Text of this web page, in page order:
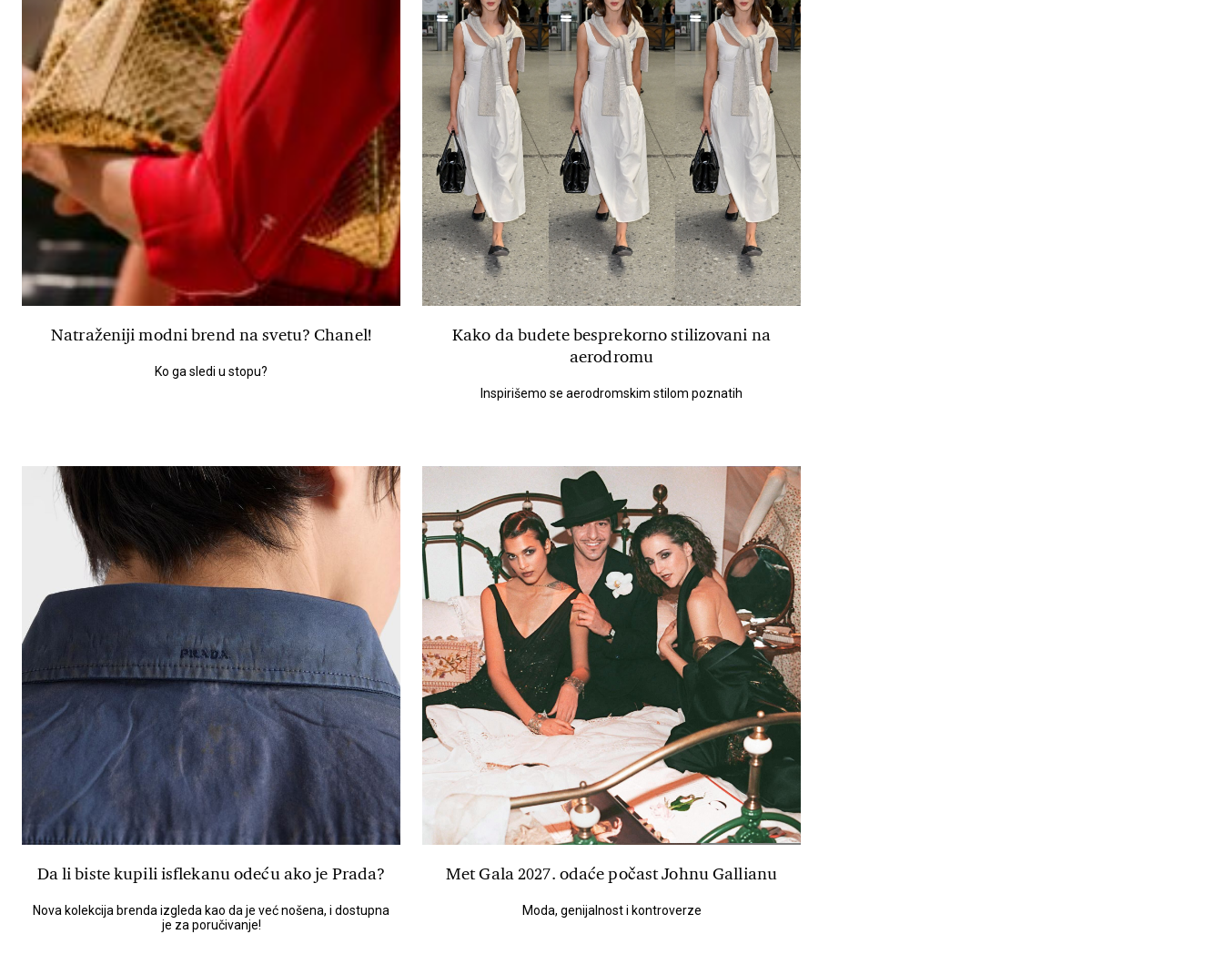
Natraženiji modni brend na svetu? Chanel!
Ko ga sledi u stopu?
Kako da budete besprekorno stilizovani na
aerodromu
Inspirišemo se aerodromskim stilom poznatih
Da li biste kupili isflekanu odeću ako je Prada?
Nova kolekcija brenda izgleda kao da je već nošena, i dostupna
je za poručivanje!
Met Gala 2027. odaće počast Johnu Gallianu
Moda, genijalnost i kontroverze